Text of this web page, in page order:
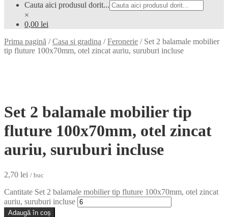
Cauta aici produsul dorit...
×
0,00 lei
Prima pagină /Casa si gradina /Feronerie / Set 2 balamale mobilier
tip fluture 100x70mm, otel zincat auriu, suruburi incluse
Set 2 balamale mobilier tip
fluture 100x70mm, otel zincat
auriu, suruburi incluse
2,70 lei / buc
Cantitate Set 2 balamale mobilier tip fluture 100x70mm, otel zincat
auriu, suruburi incluse
Adaugă în coș